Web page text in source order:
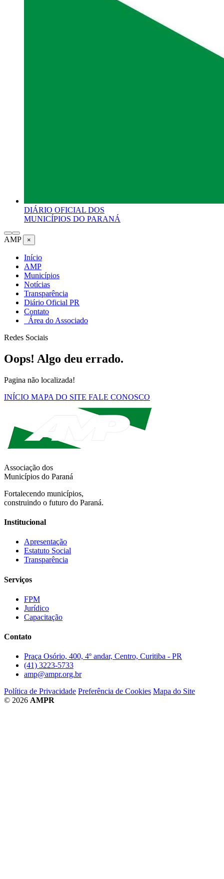
DIÁRIO OFICIAL DOS
MUNICÍPIOS DO PARANÁ
AMP ×
Início
AMP
Municípios
Notícias
Transparência
Diário Oficial PR
Contato
Área do Associado
Redes Sociais
Oops! Algo deu errado.
Pagina não localizada!
INÍCIO MAPA DO SITE FALE CONOSCO
Associação dos
Municípios do Paraná
Fortalecendo municípios,
construindo o futuro do Paraná.
Institucional
Apresentação
Estatuto Social
Transparência
Serviços
FPM
Jurídico
Capacitação
Contato
Praça Osório, 400, 4º andar, Centro, Curitiba - PR
(41) 3223-5733
amp@ampr.org.br
Política de Privacidade Preferência de Cookies Mapa do Site
© 2026 AMPR